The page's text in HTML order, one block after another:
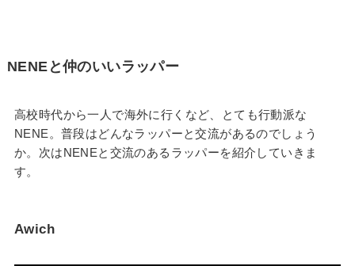
NENEと仲のいいラッパー
高校時代から一人で海外に行くなど、とても行動派な
NENE。普段はどんなラッパーと交流があるのでしょう
か。次はNENEと交流のあるラッパーを紹介していきま
す。
Awich